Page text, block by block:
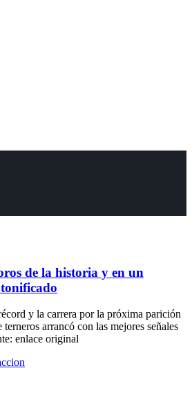
de la historia y en un
y la carrera por la próxima parición
arrancó con las mejores señales
enlace original